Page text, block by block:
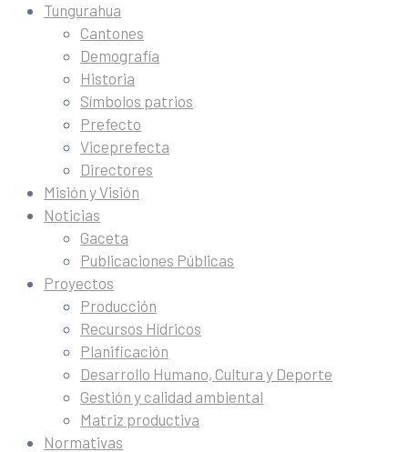
Tungurahua
Cantones
Demografía
Historia
Símbolos patrios
Prefecto
Viceprefecta
Directores
Misión y Visión
Noticias
Gaceta
Publicaciones Públicas
Proyectos
Producción
Recursos Hídricos
Planificación
Desarrollo Humano, Cultura y Deporte
Gestión y calidad ambiental
Matriz productiva
Normativas